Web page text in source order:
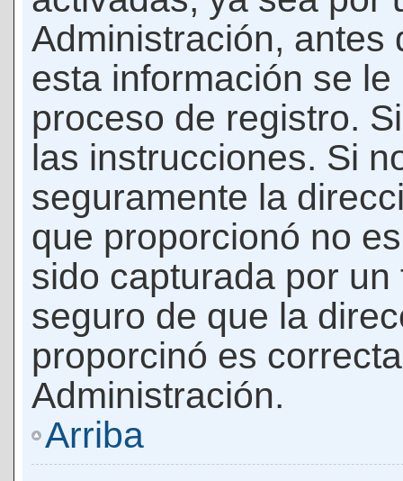
Administración, antes
esta información se
proceso de registro.
las instrucciones. Si
seguramente la
que proporcionó no
sido capturada por
seguro de que la
proporcinó es
Administración.
Arriba